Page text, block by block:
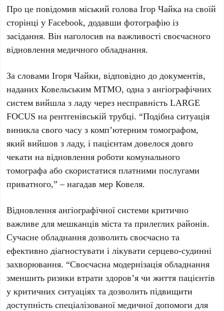
Про це повідомив міський голова Ігор Чайка на своїй
сторінці у Facebook, додавши фотографію із
засідання. Він наголосив на важливості своєчасного
відновлення медичного обладнання.
За словами Ігоря Чайки, відповідно до документів,
наданих Ковельським МТМО, одна з ангіографічних
систем вийшла з ладу через несправність LARGE
FOCUS на рентгенівській трубці. “Подібна ситуація
виникла свого часу з комп’ютерним томографом,
який вийшов з ладу, і пацієнтам довелося довго
чекати на відновлення роботи комунального
томографа або скористатися платними послугами
приватного,” – нагадав мер Ковеля.
Відновлення ангіографічної системи критично
важливе для мешканців міста та прилеглих районів.
Сучасне обладнання дозволить своєчасно та
ефективно діагностувати і лікувати серцево-судинні
захворювання. “Своєчасна модернізація обладнання
зменшить ризики втрати здоров’я чи життя пацієнтів
у критичних ситуаціях та дозволить підвищити
доступність спеціалізованої медичної допомоги для